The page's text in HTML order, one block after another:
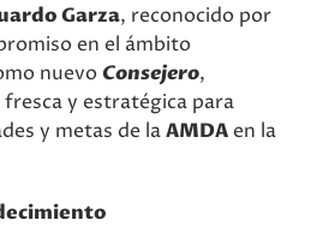
Garza, reconocido por
en el ámbito
nuevo Consejero,
y estratégica para
y metas de laAMDA en la